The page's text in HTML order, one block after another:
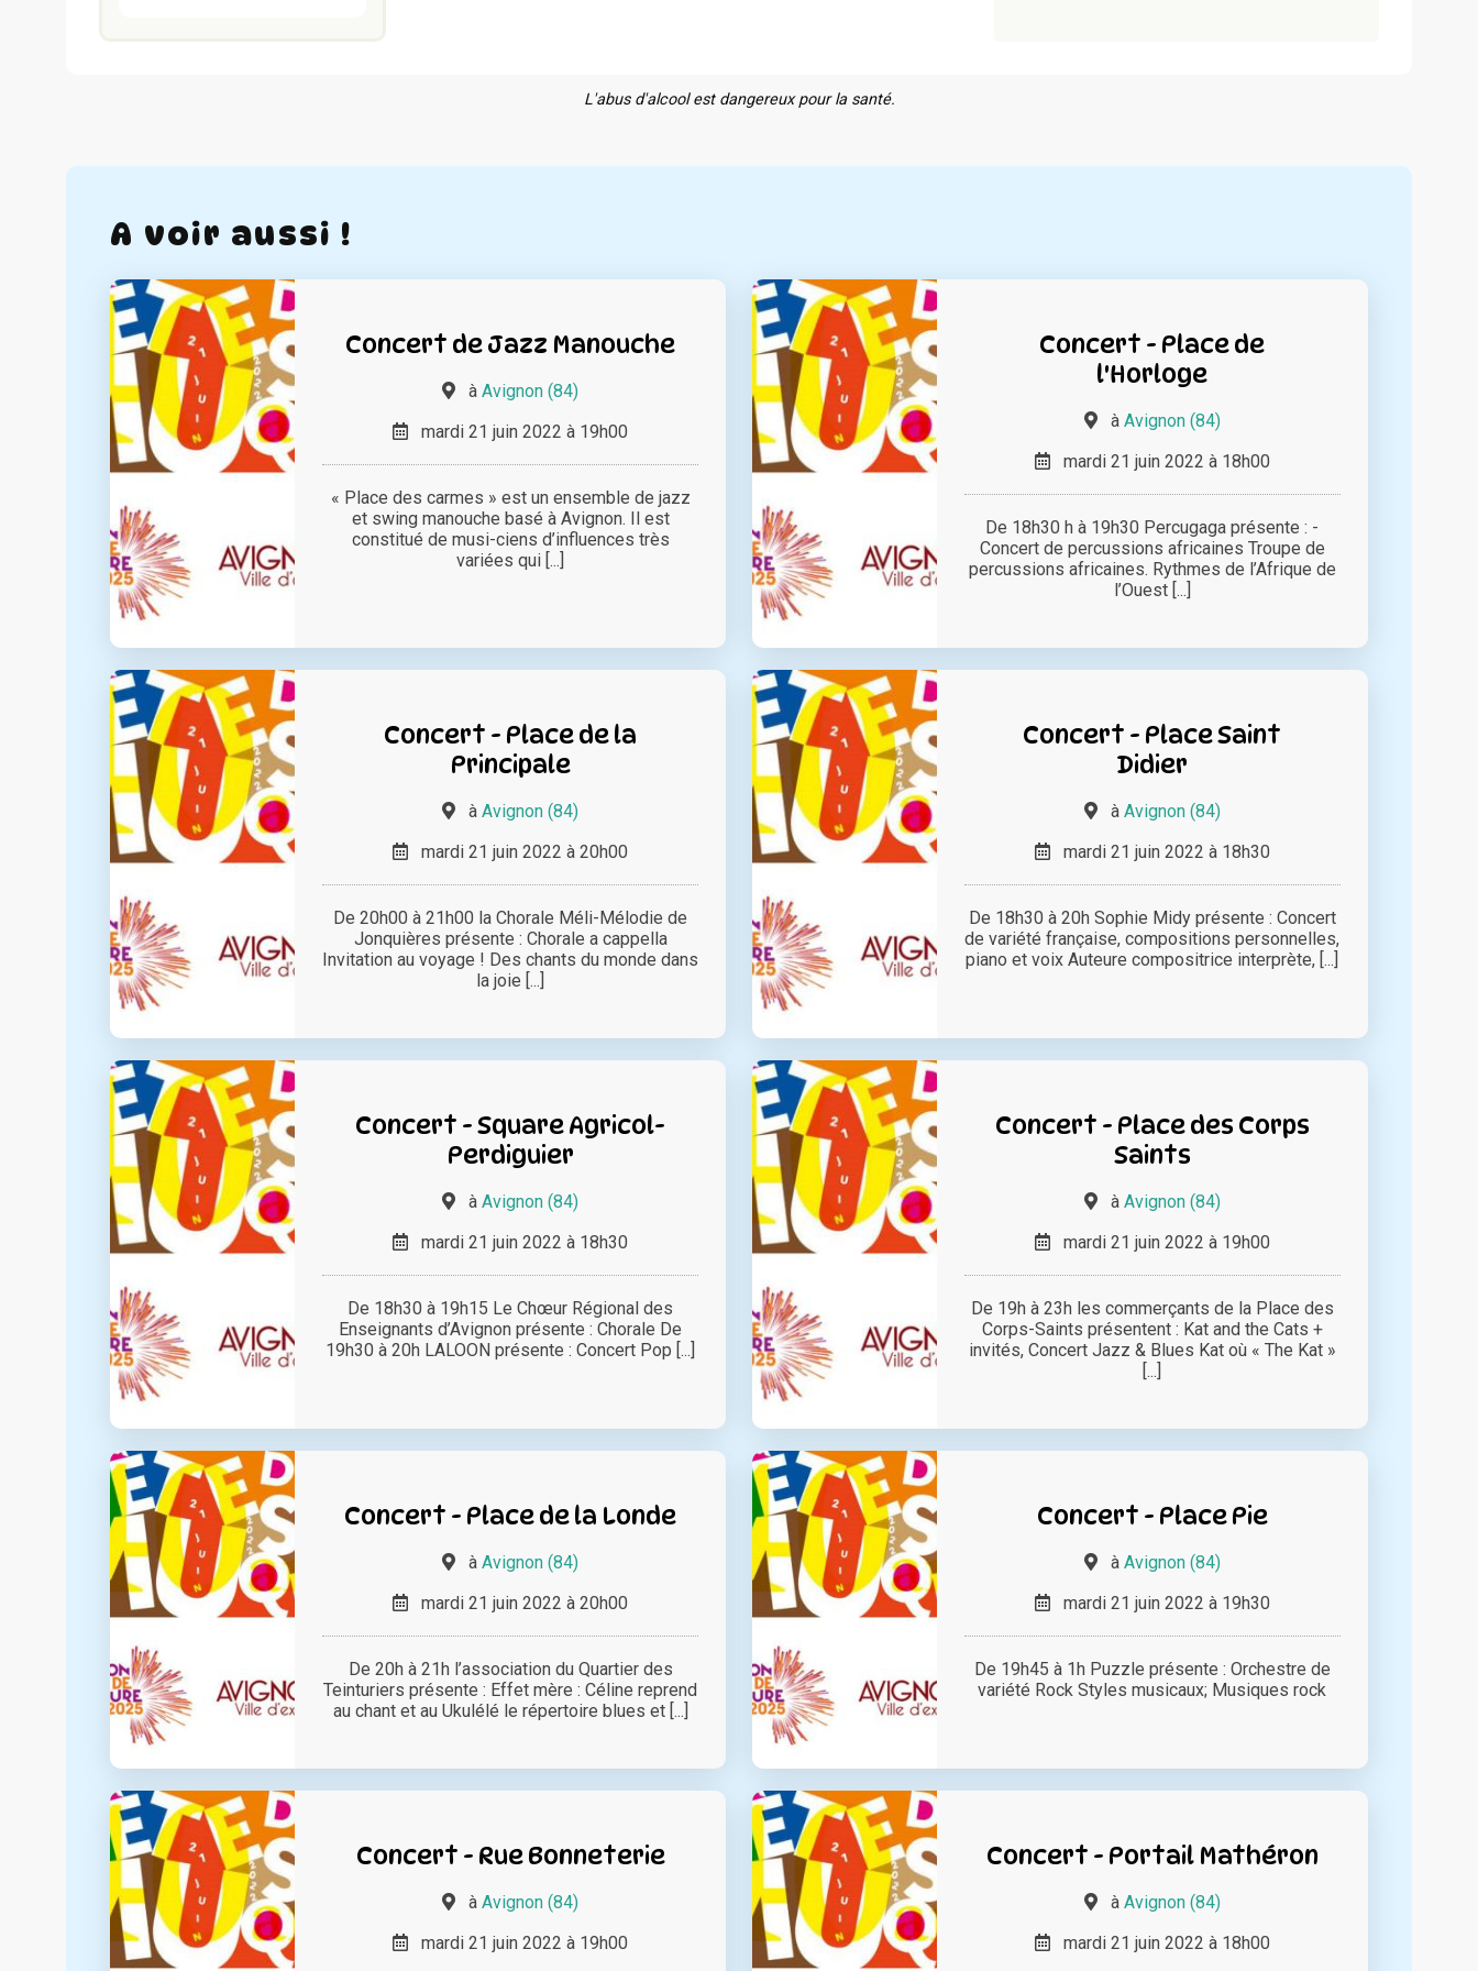
L'abus d'alcool est dangereux pour la santé.
A voir aussi !
Concert de Jazz Manouche
àAvignon (84)
mardi 21 juin 2022 à 19h00
« Place des carmes » est un ensemble de jazz
et swing manouche basé à Avignon. Il est
constitué de musi-ciens d’influences très
variées qui [...]
Concert - Place de
l'Horloge
à Avignon (84)
mardi 21 juin 2022 à 18h00
De 18h30 h à 19h30 Percugaga présente : -
Concert de percussions africaines Troupe de
percussions africaines. Rythmes de l’Afrique de
l’Ouest [...]
Concert - Place de la
Principale
àAvignon (84)
mardi 21 juin 2022 à 20h00
De 20h00 à 21h00 la Chorale Méli-Mélodie de
Jonquières présente : Chorale a cappella
Invitation au voyage ! Des chants du monde dans
la joie [...]
Concert - Place Saint
Didier
à Avignon (84)
mardi 21 juin 2022 à 18h30
De 18h30 à 20h Sophie Midy présente : Concert
de variété française, compositions personnelles,
piano et voix Auteure compositrice interprète, [...]
Concert - Square Agricol-
Perdiguier
àAvignon (84)
mardi 21 juin 2022 à 18h30
De 18h30 à 19h15 Le Chœur Régional des
Enseignants d’Avignon présente : Chorale De
19h30 à 20h LALOON présente : Concert Pop [...]
Concert - Place des Corps
Saints
à Avignon (84)
mardi 21 juin 2022 à 19h00
De 19h à 23h les commerçants de la Place des
Corps-Saints présentent : Kat and the Cats +
invités, Concert Jazz & Blues Kat où « The Kat »
[...]
Concert - Place de la Londe
àAvignon (84)
mardi 21 juin 2022 à 20h00
De 20h à 21h l’association du Quartier des
Teinturiers présente : Effet mère : Céline reprend
au chant et au Ukulélé le répertoire blues et [...]
Concert - Place Pie
à Avignon (84)
mardi 21 juin 2022 à 19h30
De 19h45 à 1h Puzzle présente : Orchestre de
variété Rock Styles musicaux; Musiques rock
Concert - Rue Bonneterie
àAvignon (84)
mardi 21 juin 2022 à 19h00
Concert - Portail Mathéron
à Avignon (84)
mardi 21 juin 2022 à 18h00